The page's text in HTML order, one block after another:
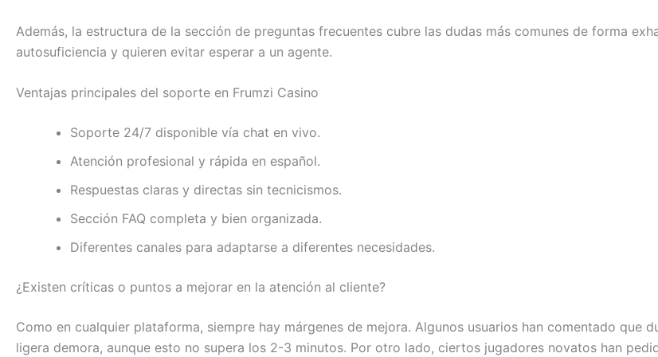
Además, la estructura de la sección de preguntas frecuentes cubre las dudas más comunes de forma
autosuficiencia y quieren evitar esperar a un agente.
Ventajas principales del soporte en Frumzi Casino
Soporte 24/7 disponible vía chat en vivo.
Atención profesional y rápida en español.
Respuestas claras y directas sin tecnicismos.
Sección FAQ completa y bien organizada.
Diferentes canales para adaptarse a diferentes necesidades.
¿Existen críticas o puntos a mejorar en la atención al cliente?
Como en cualquier plataforma, siempre hay márgenes de mejora. Algunos usuarios han comentado que
ligera demora, aunque esto no supera los 2-3 minutos. Por otro lado, ciertos jugadores novatos han